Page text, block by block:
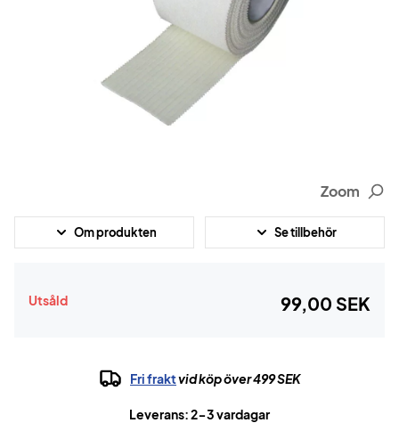
Zoom
Om produkten Se tillbehör
Utsåld 99,00 SEK
Fri fraktvid köp över 499 SEK
Leverans: 2-3 vardagar